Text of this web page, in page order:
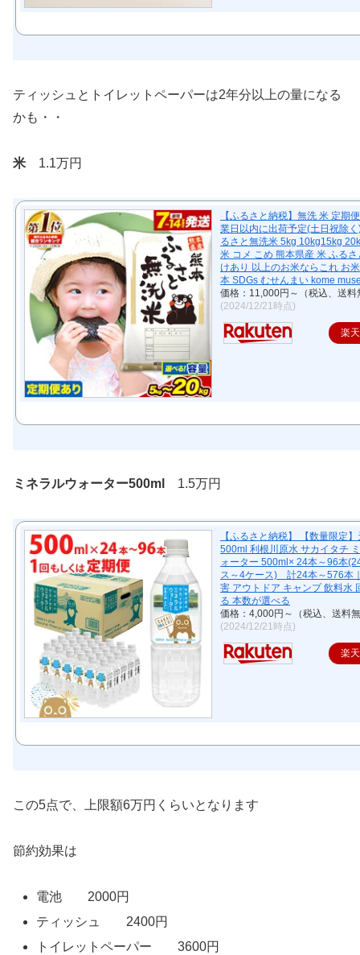
ティッシュとトイレットペーパーは2年分以上の量になる
かも・・
米 1.1万円
【ふるさと納税】無洗 米 定期
業日以内に出荷予定(土日祝除
るさと無洗米 5kg 10kg15kg
米 コメ こめ 熊本県産 米 ふる
けあり 以上のお米ならこれ お
本 SDGs むせんまい kome
価格：11,000円～（税込、送料
(2024/12/21時点)
楽
ミネラルウォーター500ml 1.5万円
【ふるさと納税】 【数量限定
500ml 利根川原水 サカイタチ
ォーター 500ml× 24本～96本
ス～4ケース) 計24本～576本
害 アウトドア キャンプ 飲料水
る 本数が選べる
価格：4,000円～（税込、送料
(2024/12/21時点)
楽
この5点で、上限額6万円くらいとなります
節約効果は
電池 2000円
ティッシュ 2400円
トイレットペーパー 3600円